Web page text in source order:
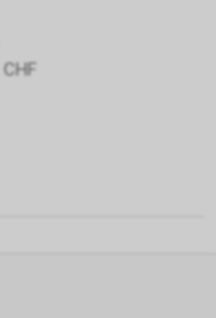
CHF